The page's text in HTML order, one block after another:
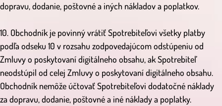
dopravu, dodanie, poštovné a iných nákladov a poplatkov.
10. Obchodník je povinný vrátiť Spotrebiteľovi všetky platby
podľa odseku 10 v rozsahu zodpovedajúcom odstúpeniu od
Zmluvy o poskytovaní digitálneho obsahu, ak Spotrebiteľ
neodstúpil od celej Zmluvy o poskytovaní digitálneho obsahu.
Obchodník nemôže účtovať Spotrebiteľovi dodatočné náklady
za dopravu, dodanie, poštovné a iné náklady a poplatky.